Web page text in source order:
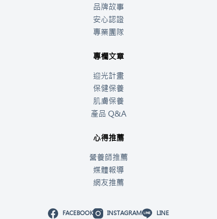
品牌故事
安心認證
專業團隊
專欄文章
迎光計畫
保健保養
肌膚保養
產品 Q&A
心得推薦
營養師推薦
媒體報導
網友推薦
FACEBOOK INSTAGRAM LINE